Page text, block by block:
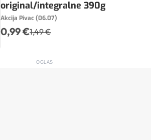
original/integralne 390g
Akcija Pivac (06.07)
0,99 €1,49 €
OGLAS